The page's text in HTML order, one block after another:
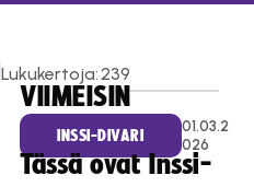
Lukukertoja:239
VIIMEISIN
INSSI-DIVARI
01.03.2
026
Tässä ovat Inssi-